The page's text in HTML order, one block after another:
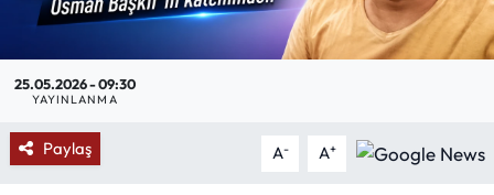
25.05.2026 - 09:30
YAYINLANMA
Paylaş A- A+
Röportaj
Manşet